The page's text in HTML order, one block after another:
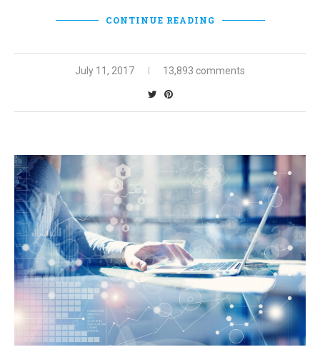
CONTINUE READING
July 11, 2017 13,893 comments